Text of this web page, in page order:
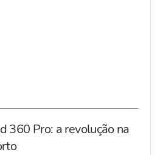
360 Pro: a revolução na